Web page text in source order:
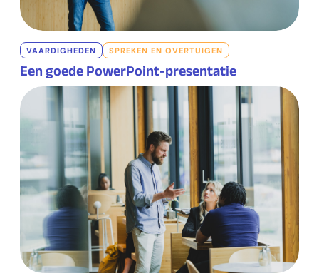
VAARDIGHEDEN SPREKEN EN OVERTUIGEN
Een goede PowerPoint-presentatie